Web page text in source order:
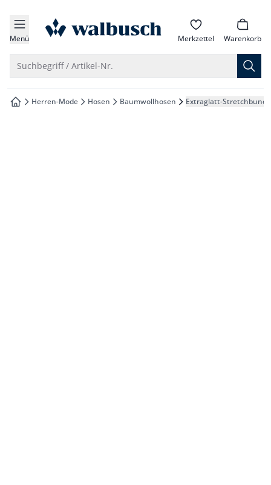
springen
springen
springen
springen
Menü zur Startseite Merkzettel Warenkorb
Suchbegriff / Artikel-Nr.
zur Startseite
Herren-Mode Hosen Baumwollhosen Extraglatt-Stretchbund